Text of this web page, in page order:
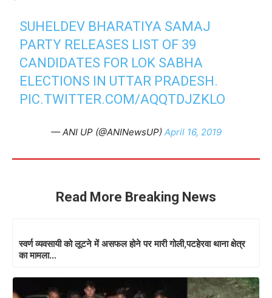
SUHELDEV BHARATIYA SAMAJ
PARTY RELEASES LIST OF 39
CANDIDATES FOR LOK SABHA
ELECTIONS IN UTTAR PRADESH.
PIC.TWITTER.COM/AQQTDJZKLO
— ANI UP (@ANINewsUP) April 16, 2019
Read More Breaking News
स्वर्ण व्यवसायी को लूटने में असफल होने पर मारी गोली,पटहेरवा थाना क्षेत्र
का मामला…